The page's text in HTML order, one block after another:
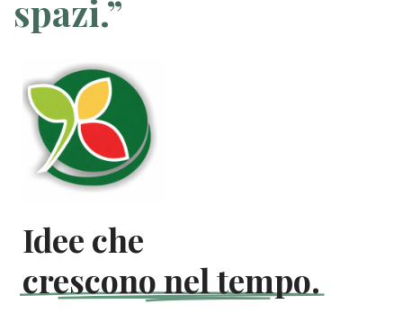
spazi.”
Idee che
crescono nel tempo.